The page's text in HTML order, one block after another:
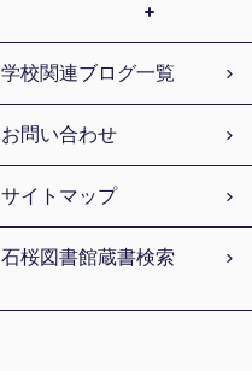
学校関連ブログ一覧
お問い合わせ
サイトマップ
石桜図書館蔵書検索